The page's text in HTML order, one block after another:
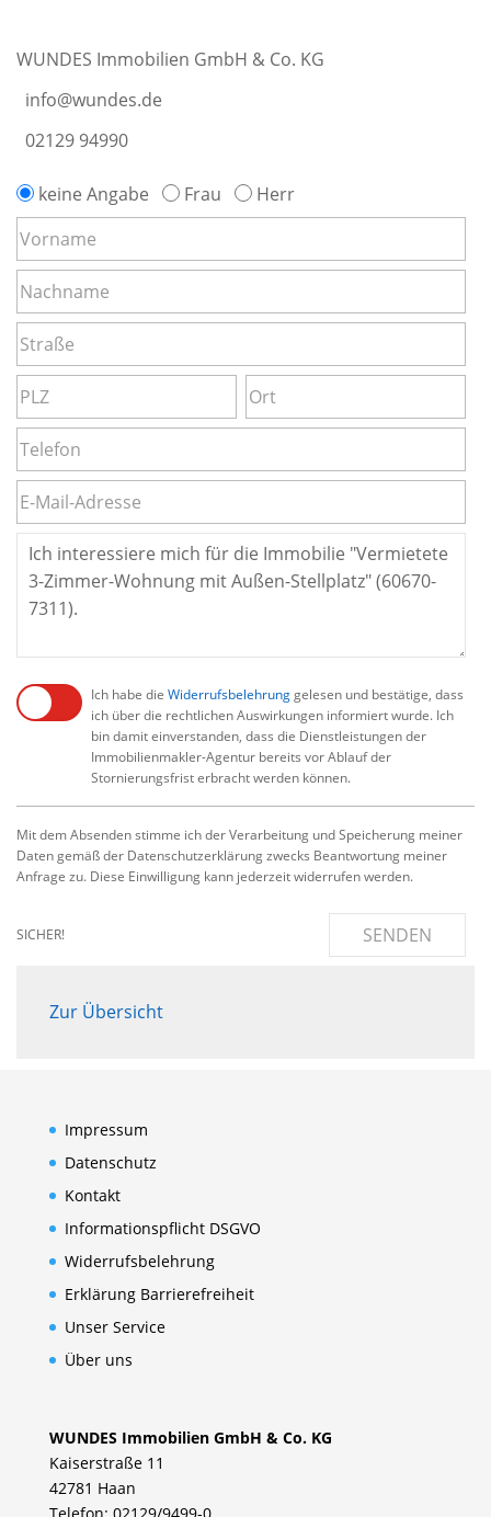
WUNDES Immobilien GmbH & Co. KG
info@wundes.de
02129 94990
keine Angabe Frau Herr
Ich habe die Widerrufsbelehrunggelesen und bestätige, dass
ich über die rechtlichen Auswirkungen informiert wurde. Ich
bin damit einverstanden, dass die Dienstleistungen der
Immobilienmakler-Agentur bereits vor Ablauf der
Stornierungsfrist erbracht werden können.
Mit dem Absenden stimme ich der Verarbeitung und Speicherung meiner
Daten gemäß der Datenschutzerklärung zwecks Beantwortung meiner
Anfrage zu. Diese Einwilligung kann jederzeit widerrufen werden.
SICHER! SENDEN
Zur Übersicht
Impressum
Datenschutz
Kontakt
Informationspflicht DSGVO
Widerrufsbelehrung
Erklärung Barrierefreiheit
Unser Service
Über uns
WUNDES Immobilien GmbH & Co. KG
Kaiserstraße 11
42781 Haan